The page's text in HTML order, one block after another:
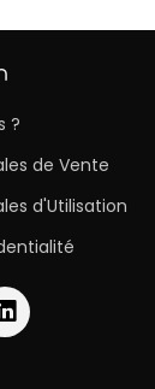
?
de Vente
d'Utilisation